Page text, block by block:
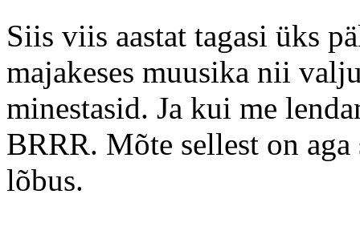
Siis viis aastat tagasi üks
majakeses muusika nii
minestasid. Ja kui me
BRRR. Mõte sellest on
lõbus.